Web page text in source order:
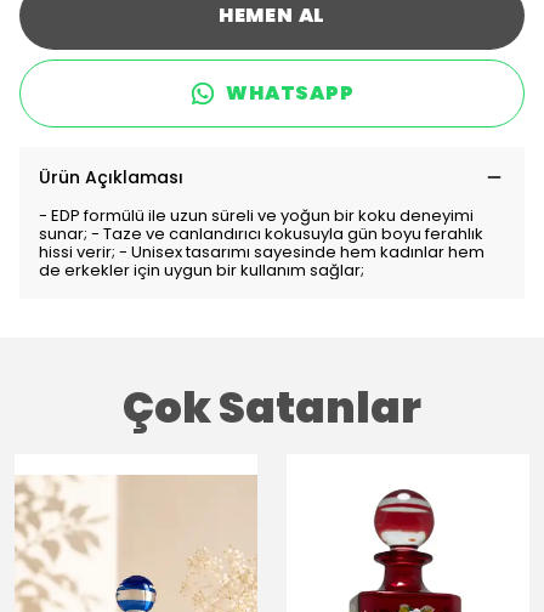
HEMEN AL
WHATSAPP
Ürün Açıklaması
- EDP formülü ile uzun süreli ve yoğun bir koku deneyimi
sunar; - Taze ve canlandırıcı kokusuyla gün boyu ferahlık
hissi verir; - Unisex tasarımı sayesinde hem kadınlar hem
de erkekler için uygun bir kullanım sağlar;
Çok Satanlar